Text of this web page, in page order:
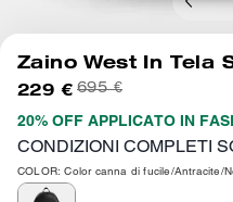
Zaino West In Tela
229 € 695 €
20% OFF APPLICATO IN
CONDIZIONI COMPLETI
COLOR: Color canna di fucile/Antracite/